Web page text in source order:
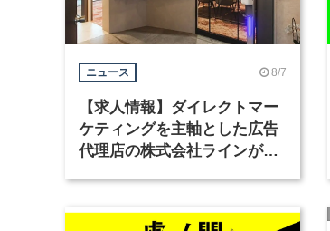
ニュース 8/7
【求人情報】ダイレクトマー
ケティングを主軸とした広告
代理店の株式会社ラインが、